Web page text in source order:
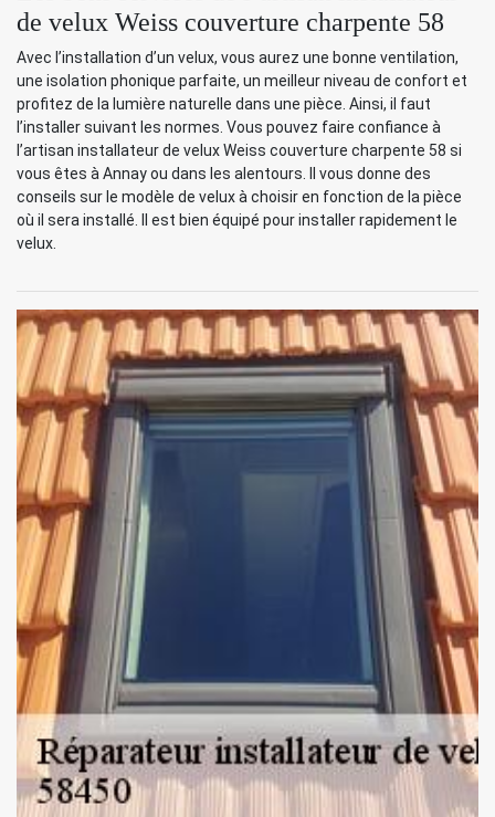
de velux Weiss couverture charpente 58
Avec l’installation d’un velux, vous aurez une bonne ventilation,
une isolation phonique parfaite, un meilleur niveau de confort et
profitez de la lumière naturelle dans une pièce. Ainsi, il faut
l’installer suivant les normes. Vous pouvez faire confiance à
l’artisan installateur de velux Weiss couverture charpente 58 si
vous êtes à Annay ou dans les alentours. Il vous donne des
conseils sur le modèle de velux à choisir en fonction de la pièce
où il sera installé. Il est bien équipé pour installer rapidement le
velux.